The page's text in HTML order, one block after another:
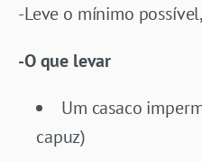
-Leve o mínimo
-O que levar
Um casaco
capuz)